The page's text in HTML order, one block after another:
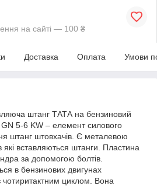
на сайті — 100 ₴
Доставка Оплата Умови
штанг ТАТА на бензиновий
GN 5-6 KW – елемент силового
штанг штовхачів. Є металевою
вставляються штанги. Пластина
за допомогою болтів.
в бензинових двигунах
чотиритактним циклом. Вона